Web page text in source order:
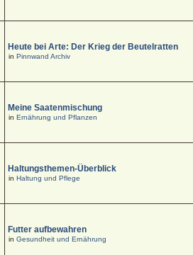
Heute bei Arte: Der Krieg der Beutelratten
inPinnwand Archiv
Meine Saatenmischung
inErnährung und Pflanzen
Haltungsthemen-Überblick
inHaltung und Pflege
Futter aufbewahren
inGesundheit und Ernährung